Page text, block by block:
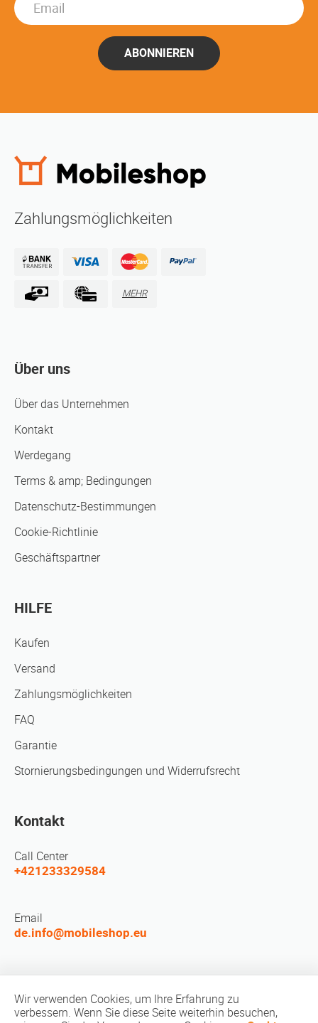
ABONNIEREN
Zahlungsmöglichkeiten
MEHR
Über uns
Über das Unternehmen
Kontakt
Werdegang
Terms & amp; Bedingungen
Datenschutz-Bestimmungen
Cookie-Richtlinie
Geschäftspartner
HILFE
Kaufen
Versand
Zahlungsmöglichkeiten
FAQ
Garantie
Stornierungsbedingungen und Widerrufsrecht
Kontakt
Call Center
+421233329584
Email
de.info@mobileshop.eu
Wir verwenden Cookies, um Ihre Erfahrung zu
verbessern. Wenn Sie diese Seite weiterhin besuchen,